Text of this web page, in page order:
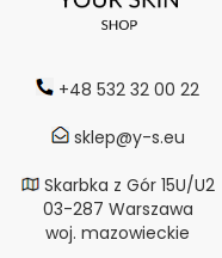
+48 532 32 00 22
sklep@y-s.eu
Skarbka z Gór 15U/U2
03-287 Warszawa
woj. mazowieckie